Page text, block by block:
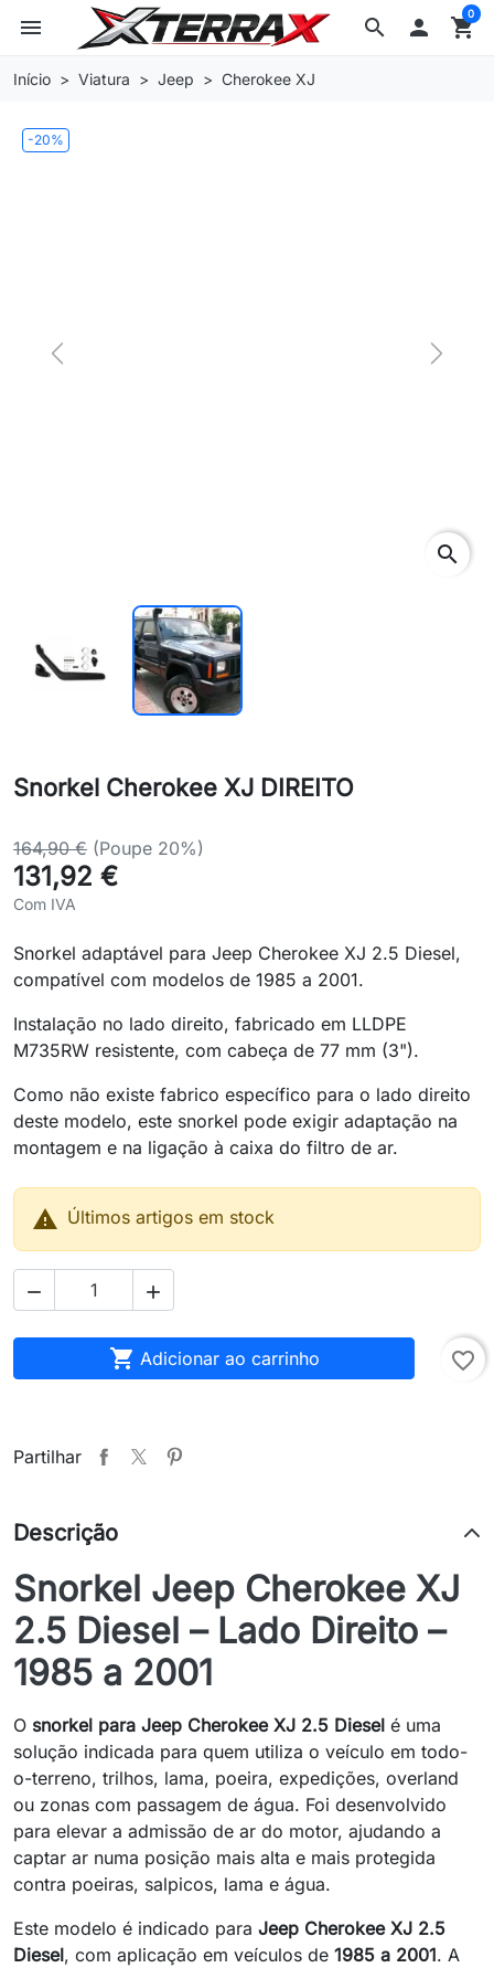
search
menu  shopping_cart
0
Início Viatura Jeep Cherokee XJ
-20%
Previous Next
search
Snorkel Cherokee XJ DIREITO
164,90 € (Poupe 20%)
131,92 €
Com IVA
Snorkel adaptável para Jeep Cherokee XJ 2.5 Diesel,
compatível com modelos de 1985 a 2001.
Instalação no lado direito, fabricado em LLDPE
M735RW resistente, com cabeça de 77 mm (3").
Como não existe fabrico específico para o lado direito
deste modelo, este snorkel pode exigir adaptação na
montagem e na ligação à caixa do filtro de ar.
 Últimos artigos em stock
 
 Adicionar ao carrinho favorite_border
Partilhar
Descrição
Snorkel Jeep Cherokee XJ
2.5 Diesel – Lado Direito –
1985 a 2001
O snorkel para Jeep Cherokee XJ 2.5 Diesel é uma
solução indicada para quem utiliza o veículo em todo-
o-terreno, trilhos, lama, poeira, expedições, overland
ou zonas com passagem de água. Foi desenvolvido
para elevar a admissão de ar do motor, ajudando a
captar ar numa posição mais alta e mais protegida
contra poeiras, salpicos, lama e água.
Este modelo é indicado para Jeep Cherokee XJ 2.5
Diesel, com aplicação em veículos de 1985 a 2001. A